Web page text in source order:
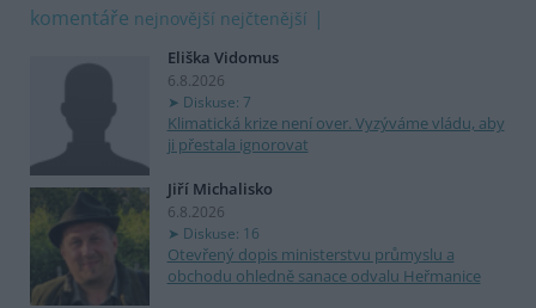
komentáře nejnovější nejčtenější
Eliška Vidomus
6.8.2026
Diskuse: 7
Klimatická krize není over. Vyzýváme vládu, aby
ji přestala ignorovat
Jiří Michalisko
6.8.2026
Diskuse: 16
Otevřený dopis ministerstvu průmyslu a
obchodu ohledně sanace odvalu Heřmanice